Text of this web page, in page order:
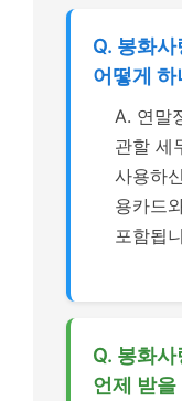
Q. 봉화
어떻게 하
A. 연말
관할 세
사용하
용카드
포함됩
Q. 봉화
언제 받을